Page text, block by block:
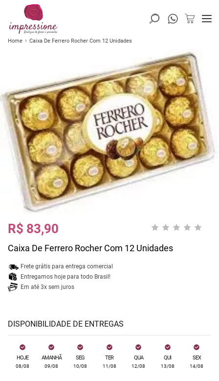
Home Caixa De Ferrero Rocher Com 12 Unidades
R$ 83,90
Caixa De Ferrero Rocher Com 12 Unidades
Frete grátis para entrega comercial
Entregamos hoje para todo Brasil!
Em até 3x sem juros
DISPONIBILIDADE DE ENTREGAS
HOJE
08/08
AMANHÃ
09/08
SEG
10/08
TER
11/08
QUA
12/08
QUI
13/08
SEX
14/08